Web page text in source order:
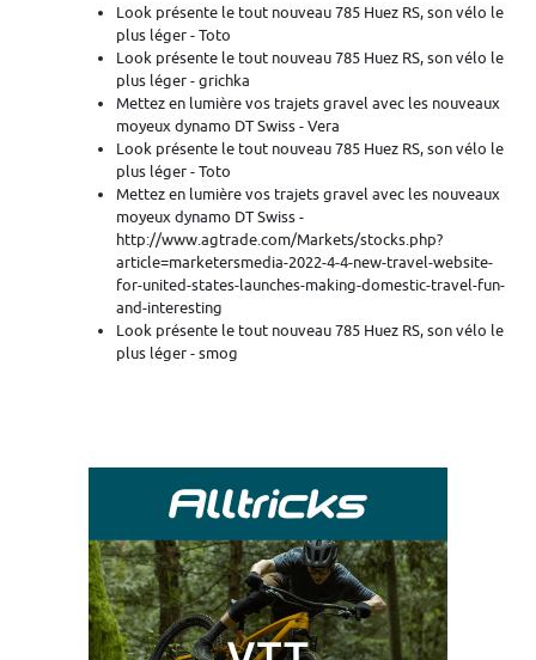
Look présente le tout nouveau 785 Huez RS, son vélo le
plus léger - Toto
Look présente le tout nouveau 785 Huez RS, son vélo le
plus léger - grichka
Mettez en lumière vos trajets gravel avec les nouveaux
moyeux dynamo DT Swiss - Vera
Look présente le tout nouveau 785 Huez RS, son vélo le
plus léger - Toto
Mettez en lumière vos trajets gravel avec les nouveaux
moyeux dynamo DT Swiss -
http://www.agtrade.com/Markets/stocks.php?
article=marketersmedia-2022-4-4-new-travel-website-
for-united-states-launches-making-domestic-travel-fun-
and-interesting
Look présente le tout nouveau 785 Huez RS, son vélo le
plus léger - smog